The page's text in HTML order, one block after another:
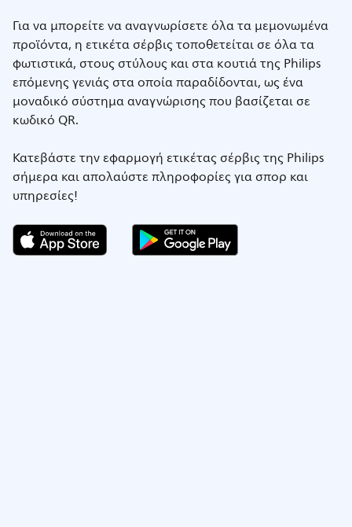
Για να μπορείτε να αναγνωρίσετε όλα τα μεμονωμένα
προϊόντα, η ετικέτα σέρβις τοποθετείται σε όλα τα
φωτιστικά, στους στύλους και στα κουτιά της Philips
επόμενης γενιάς στα οποία παραδίδονται, ως ένα
μοναδικό σύστημα αναγνώρισης που βασίζεται σε
κωδικό QR.
Κατεβάστε την εφαρμογή ετικέτας σέρβις της Philips
σήμερα και απολαύστε πληροφορίες για σπορ και
υπηρεσίες!